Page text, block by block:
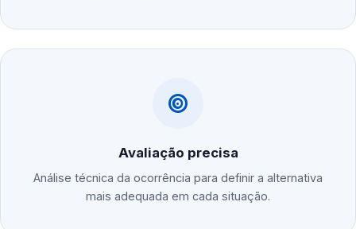
Avaliação precisa
Análise técnica da ocorrência para definir a alternativa
mais adequada em cada situação.